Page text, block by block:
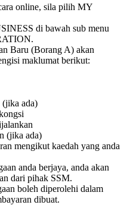
online, sila pilih MY
di bawah sub menu
Baru (Borang A) akan
maklumat berikut:
(jika ada)
(jika ada)
mengikut kaedah yang anda
anda berjaya, anda akan
dari pihak SSM.
boleh diperolehi dalam
dibuat.